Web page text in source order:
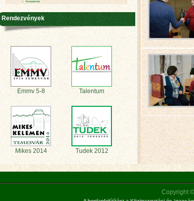
Rendezvények
Emmv 5-8 Talentum
Mikes 2014 Tudek 2012
Copyright